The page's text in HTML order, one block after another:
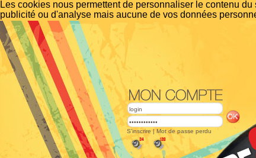
Les cookies nous permettent de personnaliser le contenu
publicité ou d'analyse mais aucune de vos données
S'inscrire | Mot de passe perdu